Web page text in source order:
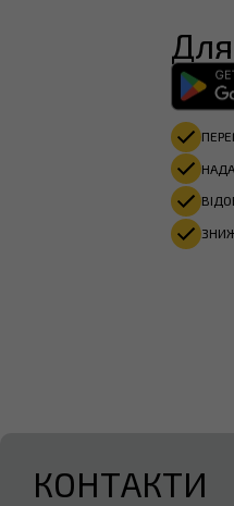
Для
КОНТАКТИ